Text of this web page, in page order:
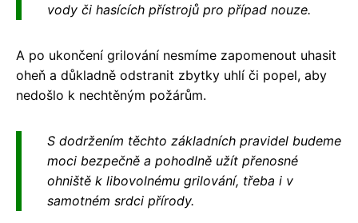
vody či hasících přístrojů pro případ nouze.
A po ukončení grilování nesmíme zapomenout uhasit
oheň a důkladně odstranit zbytky uhlí či popel, aby
nedošlo k nechtěným požárům.
S dodržením těchto základních pravidel budeme
moci bezpečně a pohodlně užít přenosné
ohniště k libovolnému grilování, třeba i v
samotném srdci přírody.